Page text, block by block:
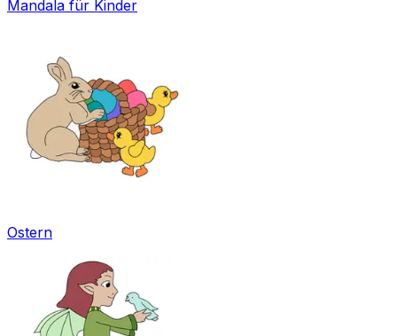
Mandala für Kinder
Ostern